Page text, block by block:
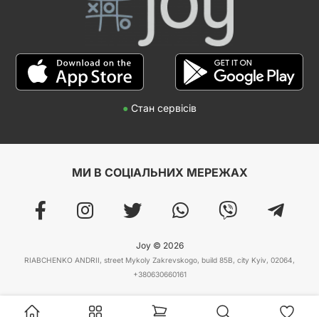
● Стан сервісів
МИ В СОЦІАЛЬНИХ МЕРЕЖАХ
Joy © 2026
RIABCHENKO ANDRII, street Mykoly Zakrevskogo, build 85B, city Kyiv, 02064,
+380630660161